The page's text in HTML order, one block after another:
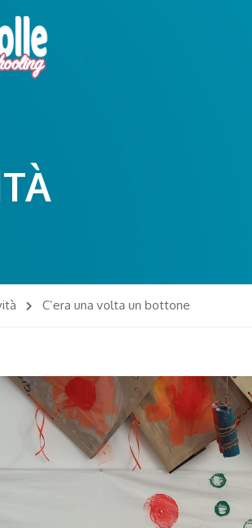
C’era una volta un bottone